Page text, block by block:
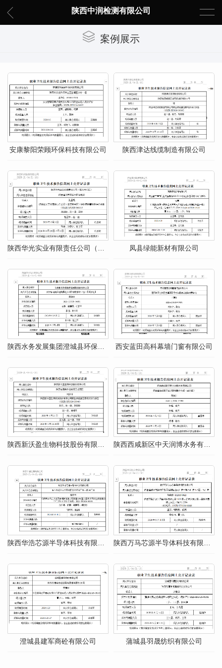
陕西中润检测有限公司
案例展示
安康黎阳荣顾环保科技有限公司 陕西津达线缆制造有限公司
凤县绿能新材有限公司
西安蓝田高科幕墙门窗有限公司
陕西新沃盈生物科技股份有限公司 陕西西咸新区中天润博水务有限公司
澄城县建军商砼有限公司 蒲城县羽晟纺织有限公司